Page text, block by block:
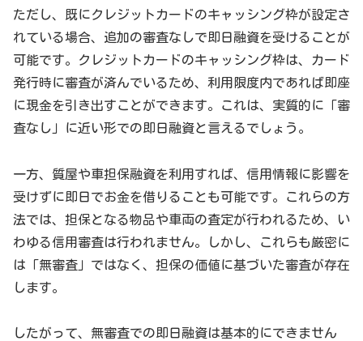
ただし、既にクレジットカードのキャッシング枠が設定さ
れている場合、追加の審査なしで即日融資を受けることが
可能です。クレジットカードのキャッシング枠は、カード
発行時に審査が済んでいるため、利用限度内であれば即座
に現金を引き出すことができます。これは、実質的に「審
査なし」に近い形での即日融資と言えるでしょう。
一方、質屋や車担保融資を利用すれば、信用情報に影響を
受けずに即日でお金を借りることも可能です。これらの方
法では、担保となる物品や車両の査定が行われるため、い
わゆる信用審査は行われません。しかし、これらも厳密に
は「無審査」ではなく、担保の価値に基づいた審査が存在
します。
したがって、無審査での即日融資は基本的にできません